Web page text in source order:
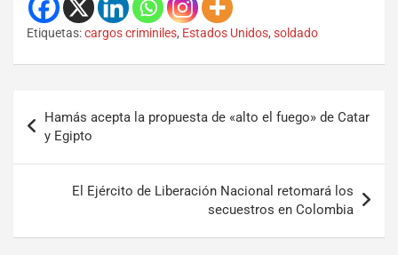
Etiquetas:cargos criminiles, Estados Unidos, soldado
Hamás acepta la propuesta de «alto el fuego» de Catar
y Egipto
El Ejército de Liberación Nacional retomará los
secuestros en Colombia